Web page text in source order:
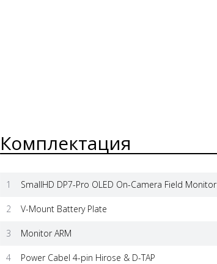
Комплектация
1 SmallHD DP7-Pro OLED On-Camera Field Monitor
2 V-Mount Battery Plate
3 Monitor ARM
4 Power Cabel 4-pin Hirose & D-TAP